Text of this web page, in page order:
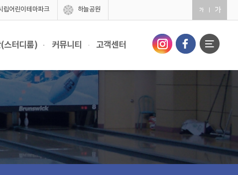
립어린이테마파크 하늘공원
스터디룸) 커뮤니티 고객센터